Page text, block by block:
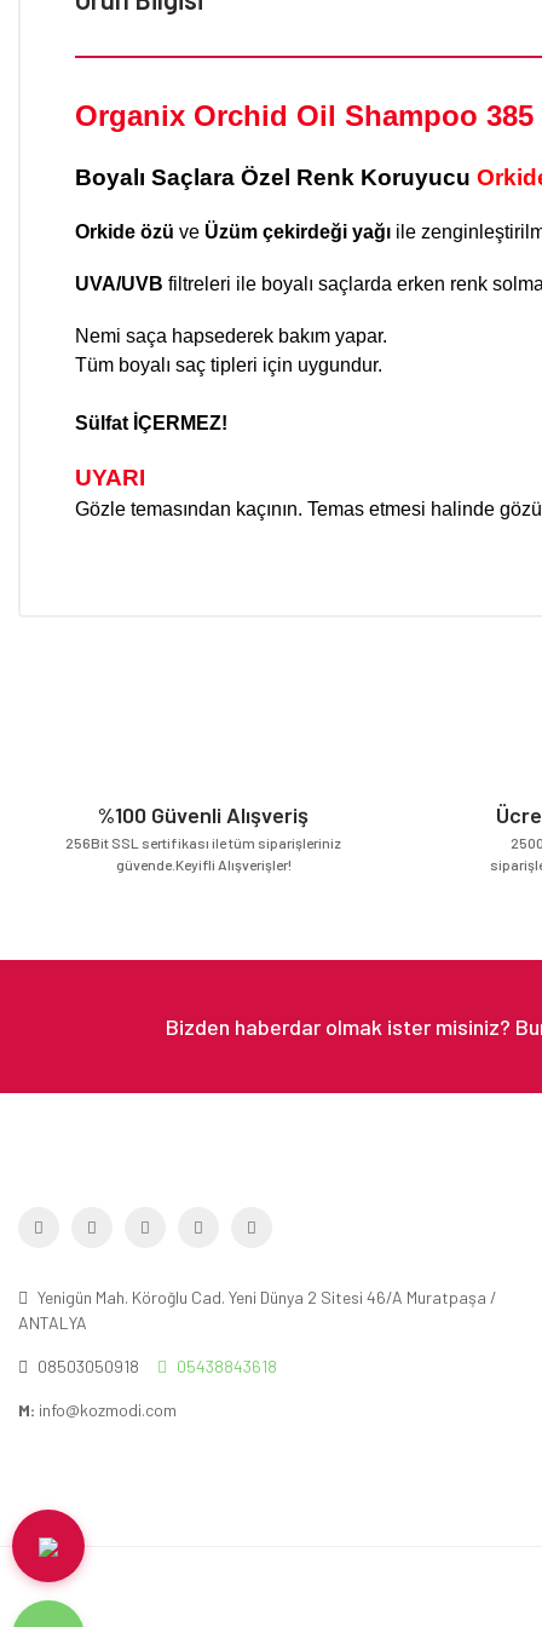
Organix Orchid Oil Shampoo
Boyalı Saçlara Özel Renk Koruyucu
Orkide özü ve Üzüm çekirdeği yağı ile
UVA/UVB filtreleri ile boyalı saçlarda erken renk
Nemi saça hapsederek bakım yapar.
Tüm boyalı saç tipleri için uygundur.
Sülfat İÇERMEZ!
UYARI
Gözle temasından kaçının. Temas etmesi halinde
Bu ürüne benzer farklı alternatifler olmalı.
%100 Güvenli Alışveriş
256Bit SSL sertifikası ile tüm siparişleriniz
güvende.Keyifli Alışverişler!
Yenigün Mah. Köroğlu Cad. Yeni Dünya 2 Sitesi 46/A Muratpaşa /
ANTALYA
08503050918 05438843618
M: info@kozmodi.com